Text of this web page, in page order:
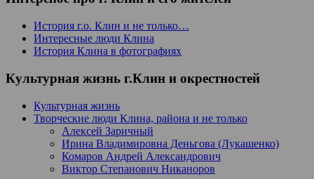
История г.о. Клин и не только…
Интересные люди Клина
История Клина в фотографиях
Культурная жизнь г.Клин и окрестностей
Культурная жизнь
Творческие люди Клина, района и не только
Алексей Заричный
Ирина Владимировна Деньгова (Лукашенко)
Комаров Андрей Александрович
Виктор Степанович Никаноров